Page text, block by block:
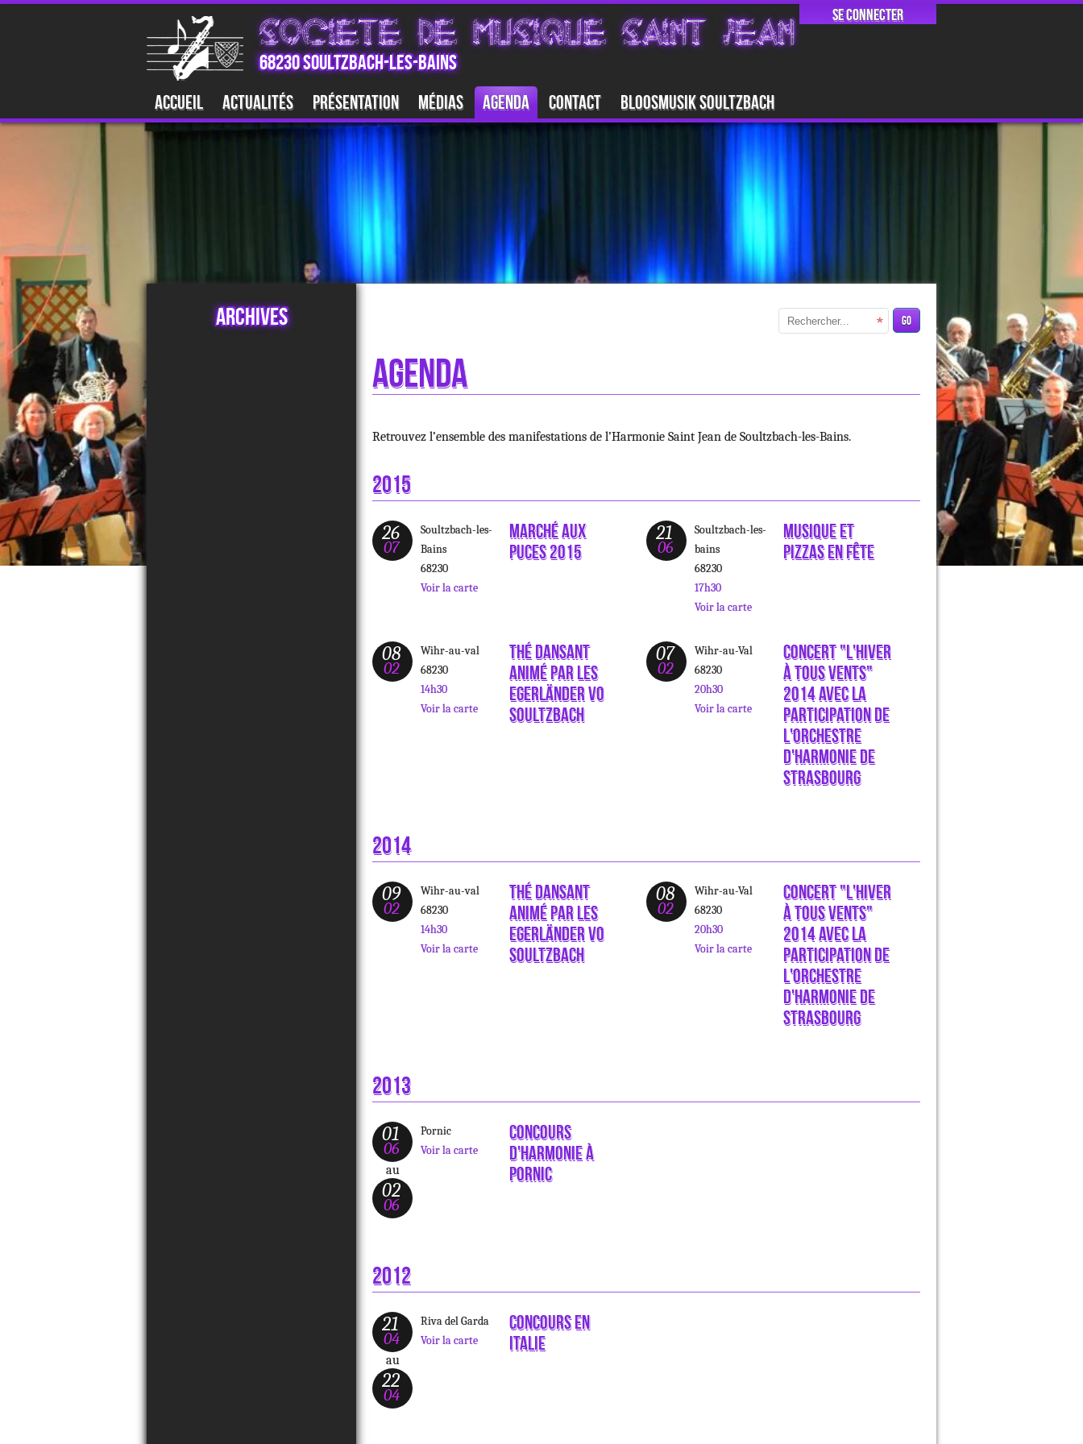
Se connecter
SOCIETE DE MUSIQUE SAINT JEAN
68230 SOULTZBACH-LES-BAINS
Accueil Actualités Présentation Médias Agenda Contact Bloosmusik Soultzbach
Archives
Agenda
Retrouvez l’ensemble des manifestations de l’Harmonie Saint Jean de Soultzbach-les-Bains.
2015
26
07
Soultzbach-les-
Bains
68230
Voir la carte
Marché aux
puces 2015
21
06
Soultzbach-les-
bains
68230
17h30
Voir la carte
Musique et
pizzas en fête
08
02
Wihr-au-val
68230
14h30
Voir la carte
Thé dansant
animé par les
Egerländer vo
Soultzbach
07
02
Wihr-au-Val
68230
20h30
Voir la carte
Concert "L'hiver
à tous vents"
2014 avec la
participation de
l'Orchestre
d'harmonie de
Strasbourg
2014
09
02
Wihr-au-val
68230
14h30
Voir la carte
Thé dansant
animé par les
Egerländer vo
Soultzbach
08
02
Wihr-au-Val
68230
20h30
Voir la carte
Concert "L'hiver
à tous vents"
2014 avec la
participation de
l'Orchestre
d'harmonie de
Strasbourg
2013
01
06
au
02
06
Pornic
Voir la carte
Concours
d'Harmonie à
Pornic
2012
21
04
au
22
04
Riva del Garda
Voir la carte
Concours en
Italie